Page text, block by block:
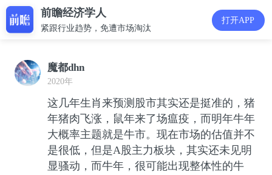
前瞻经济学人
紧跟行业趋势，免遭市场淘汰
打开APP
魔都dhn
2020年
这几年生肖来预测股市其实还是挺准的，猪
年猪肉飞涨，鼠年来了场瘟疫，而明年牛年
大概率主题就是牛市。现在市场的估值并不
是很低，但是A股主力板块，其实还未见明
显骚动，而牛年，很可能出现整体性的牛